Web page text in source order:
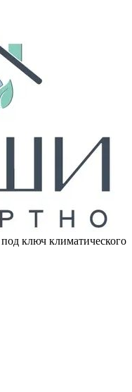
ключ климатического